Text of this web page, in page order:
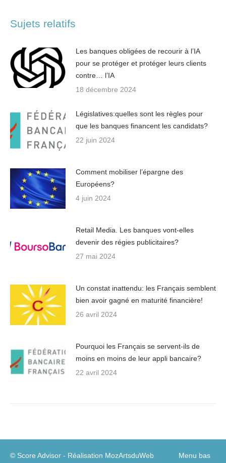
Sujets relatifs
Les banques obligées de recourir à l’IA
pour se protéger et protéger leurs clients
contre… l’IA
18 décembre 2024
Législatives:quelles sont les règles pour
que les banques financent les candidats?
22 juin 2024
Comment mobiliser l’épargne des
Européens?
4 juin 2024
Retail Media. Les banques vont-elles
devenir des régies publicitaires?
27 mai 2024
Un constat inattendu: les Français semblent
bien avoir gagné en maturité financière!
26 avril 2024
Pourquoi les Français se servent-ils de
moins en moins de leur appli bancaire?
22 avril 2024
© Score Advisor - Réalisation MozArtsduWeb Menu bas